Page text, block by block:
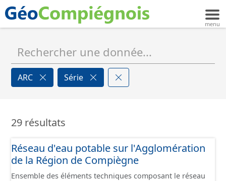
ARC Série
29 résultats
Réseau d'eau potable sur l'Agglomération
de la Région de Compiègne
Ensemble des éléments techniques composant le réseau